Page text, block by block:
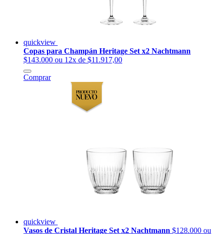
quickview
Copas para Champán Heritage Set x2 Nachtmann
$143.000 ou 12x de $11.917,00
Comprar
quickview
Vasos de Cristal Heritage Set x2 Nachtmann $128.000 ou